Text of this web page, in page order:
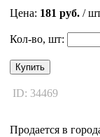
Цена: 181 руб. /
Кол-во, шт:
Купить
ID: 34469
Продается в